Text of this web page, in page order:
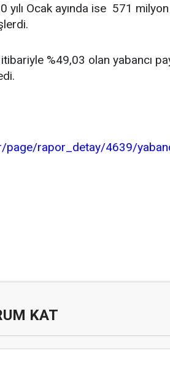
yılı Ocak ayında ise 571
%49,03 olan yabancı
page/rapor_detay/4639/
KAT